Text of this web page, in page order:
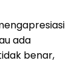
ada
benar,